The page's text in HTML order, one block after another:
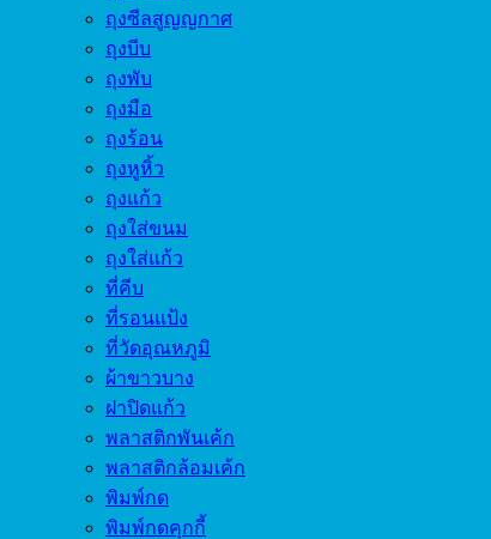
ถุงซีลสูญญกาศ
ถุงบีบ
ถุงพับ
ถุงมือ
ถุงร้อน
ถุงหูหิ้ว
ถุงแก้ว
ถุงใส่ขนม
ถุงใส่แก้ว
ที่คีบ
ที่รอนแป้ง
ที่วัดอุณหภูมิ
ผ้าขาวบาง
ฝาปิดแก้ว
พลาสติกพันเค้ก
พลาสติกล้อมเค้ก
พิมพ์กด
พิมพ์กดคุกกี้